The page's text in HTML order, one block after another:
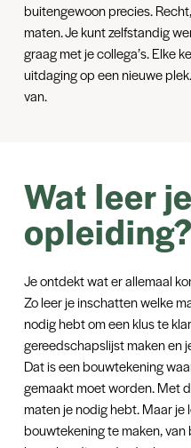
buitengewoon precies.
maten. Je kunt zelfstandig
graag met je collega’s. Elke
uitdaging op een nieuwe
van.
Wat leer
opleiding?
Je ontdekt wat er allemaal
Zo leer je inschatten welke
nodig hebt om een klus te
gereedschapslijst maken en
Dat is een bouwtekening
gemaakt moet worden. Met
maten je nodig hebt. Maar je
bouwtekening te maken,